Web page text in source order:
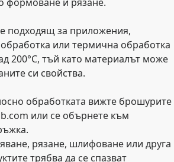
подходящ за приложения,
или термична обработка
200°C, тъй като материалът може
си свойства.
обработката вижте брошурите
или се обърнете към
рязане, шлифоване или друга
трябва да се спазват